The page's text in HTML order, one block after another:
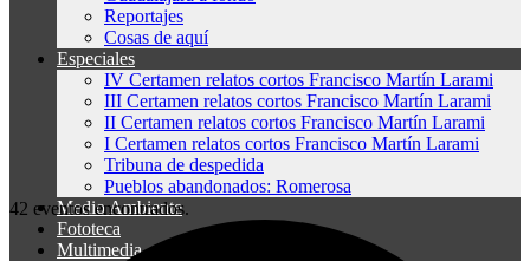
Reportajes
Cosas de aquí
Especiales
IV Certamen relatos cortos Francisco Martín Larami
III Certamen relatos cortos Francisco Martín Larami
II Certamen relatos cortos Francisco Martín Larami
I Certamen relatos cortos Francisco Martín Larami
Tribuna de despedida
Pueblos abandonados: Romerosa
Medio Ambiente
Fototeca
Multimedia
42 eventos encontrados.